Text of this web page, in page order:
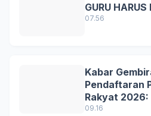
GURU HARUS
07.56
Kabar
Pendaftaran
Rakyat 2026:
Formasi,
09.16